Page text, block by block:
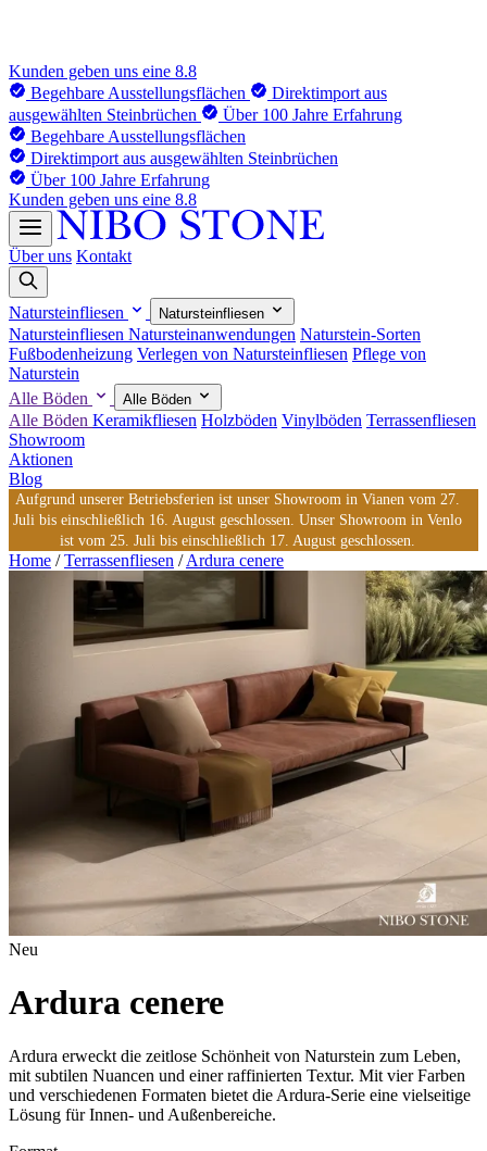
Kunden geben uns eine 8.8
Begehbare Ausstellungsflächen
Direktimport aus
ausgewählten Steinbrüchen
Über 100 Jahre Erfahrung
Begehbare Ausstellungsflächen
Direktimport aus ausgewählten Steinbrüchen
Über 100 Jahre Erfahrung
Kunden geben uns eine 8.8
Über uns Kontakt
Natursteinfliesen Natursteinfliesen
Natursteinfliesen Natursteinanwendungen Naturstein-Sorten
Fußbodenheizung Verlegen von Natursteinfliesen Pflege von
Naturstein
Alle Böden
Alle Böden
Alle Böden Keramikfliesen Holzböden Vinylböden Terrassenfliesen
Showroom
Aktionen
Blog
Aufgrund unserer Betriebsferien ist unser Showroom in Vianen vom 27.
Juli bis einschließlich 16. August geschlossen. Unser Showroom in Venlo
ist vom 25. Juli bis einschließlich 17. August geschlossen.
Home /Terrassenfliesen /Ardura cenere
Neu
Ardura cenere
Ardura erweckt die zeitlose Schönheit von Naturstein zum Leben,
mit subtilen Nuancen und einer raffinierten Textur. Mit vier Farben
und verschiedenen Formaten bietet die Ardura-Serie eine vielseitige
Lösung für Innen- und Außenbereiche.